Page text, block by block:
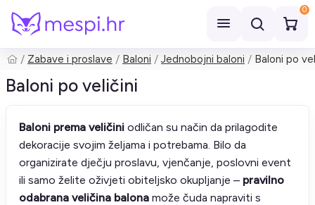
0
Pretraži
Zabave i proslave Baloni Jednobojni baloni Baloni po
Baloni po veličini
Baloni prema veličini odličan su način da prilagodite
dekoracije svojim željama i potrebama. Bilo da
organizirate dječju proslavu, vjenčanje, poslovni event
ili samo želite oživjeti obiteljsko okupljanje – pravilno
odabrana veličina balona može čuda napraviti s